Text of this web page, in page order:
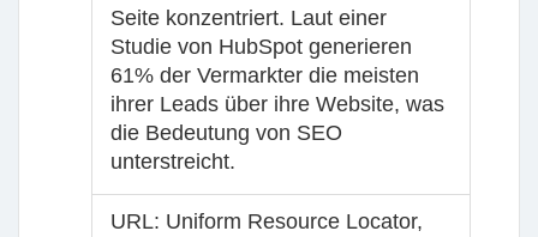
Seite konzentriert. Laut einer
Studie von HubSpot generieren
61% der Vermarkter die meisten
ihrer Leads über ihre Website, was
die Bedeutung von SEO
unterstreicht.
URL: Uniform Resource Locator,